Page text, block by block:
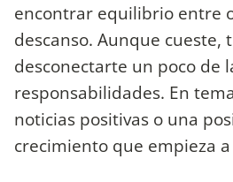
encontrar equilibrio entre
descanso. Aunque cueste,
desconectarte un poco de
responsabilidades. En
noticias positivas o una
crecimiento que empieza